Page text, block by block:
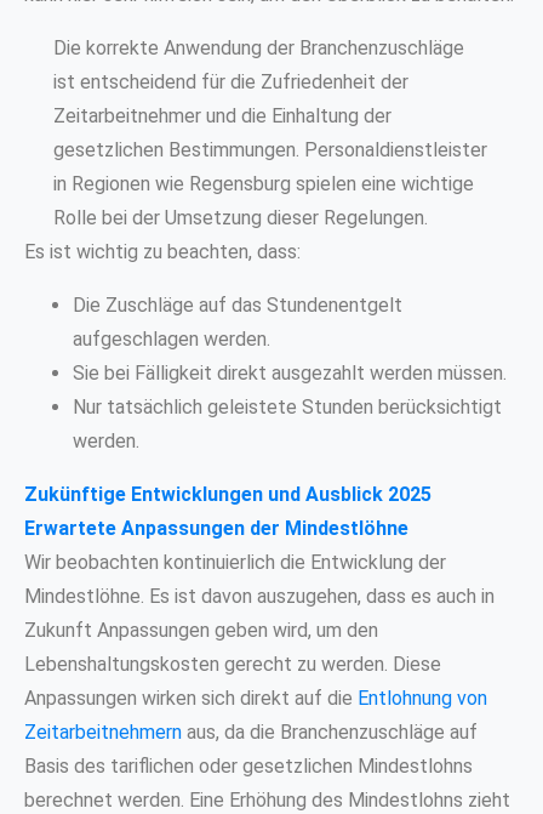
Die korrekte Anwendung der Branchenzuschläge
ist entscheidend für die Zufriedenheit der
Zeitarbeitnehmer und die Einhaltung der
gesetzlichen Bestimmungen. Personaldienstleister
in Regionen wie Regensburg spielen eine wichtige
Rolle bei der Umsetzung dieser Regelungen.
Es ist wichtig zu beachten, dass:
Die Zuschläge auf das Stundenentgelt
aufgeschlagen werden.
Sie bei Fälligkeit direkt ausgezahlt werden müssen.
Nur tatsächlich geleistete Stunden berücksichtigt
werden.
Zukünftige Entwicklungen und Ausblick 2025
Erwartete Anpassungen der Mindestlöhne
Wir beobachten kontinuierlich die Entwicklung der
Mindestlöhne. Es ist davon auszugehen, dass es auch in
Zukunft Anpassungen geben wird, um den
Lebenshaltungskosten gerecht zu werden. Diese
Anpassungen wirken sich direkt auf die Entlohnung von
Zeitarbeitnehmern aus, da die Branchenzuschläge auf
Basis des tariflichen oder gesetzlichen Mindestlohns
berechnet werden. Eine Erhöhung des Mindestlohns zieht